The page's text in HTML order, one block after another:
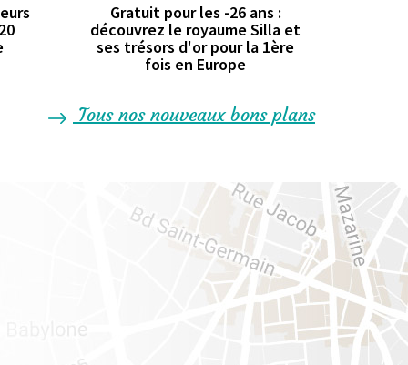
Gratuit pour les -26 ans :
découvrez le royaume Silla et
ses trésors d'or pour la 1ère
fois en Europe
Tous nos nouveaux bons plans